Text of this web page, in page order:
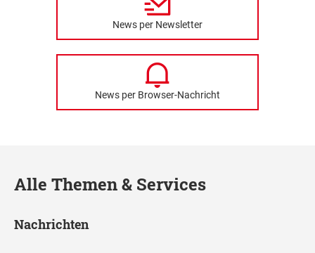
News per Newsletter
News per Browser-Nachricht
Alle Themen & Services
Nachrichten